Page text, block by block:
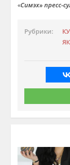
«Симэх» пресс-
Рубрики: